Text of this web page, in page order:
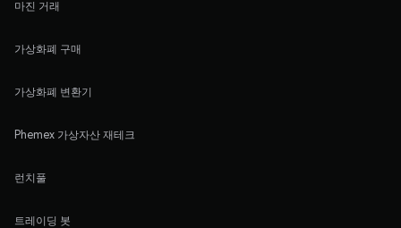
마진 거래
가상화폐 구매
가상화폐 변환기
Phemex 가상자산 재테크
런치풀
트레이딩 봇